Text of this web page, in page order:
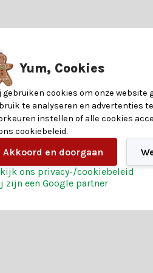
Of je nu zoekt naar
maar ook van deze voordelen:
je inspireren en maak van jouw
Kunststof
Multicolor
2 jaar
Yum, Cookies
gebruiken cookies om onze
te analyseren en advertenties
instellen of alle cookies
cookiebeleid.
Akkoord en doorgaan
ons privacy-/cookiebeleid
zijn een Google partner